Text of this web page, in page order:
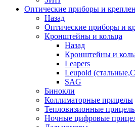
Оптические приборы и
Назад
Оптические приборы и
Кронштейны и кольца
Назад
Кронштейны и
Leapers
Leupold
SAG
Бинокли
Коллиматорные прицелы
Тепловизионные
Ночные цифровые